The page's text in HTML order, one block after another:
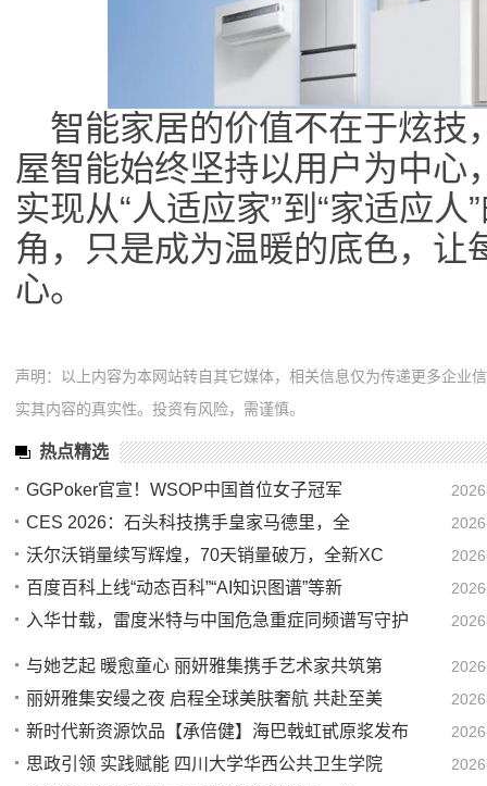
智能家居的价值不在于炫技
屋智能始终坚持以用户为中心
实现从“人适应家”到“家适应
角，只是成为温暖的底色，让
心。
声明：以上内容为本网站转自其它媒体，相关信息仅为传递更多企业
实其内容的真实性。投资有风险，需谨慎。
热点精选
GGPoker官宣！WSOP中国首位女子冠军
CES 2026：石头科技携手皇家马德里，全
沃尔沃销量续写辉煌，70天销量破万，全新XC
百度百科上线“动态百科”“AI知识图谱”等新
入华廿载，雷度米特与中国危急重症同频谱写守护
与她艺起 暖愈童心 丽妍雅集携手艺术家共筑第
丽妍雅集安缦之夜 启程全球美肤奢航 共赴至美
新时代新资源饮品【承倍健】海巴戟虹甙原浆发布
思政引领 实践赋能 四川大学华西公共卫生学院